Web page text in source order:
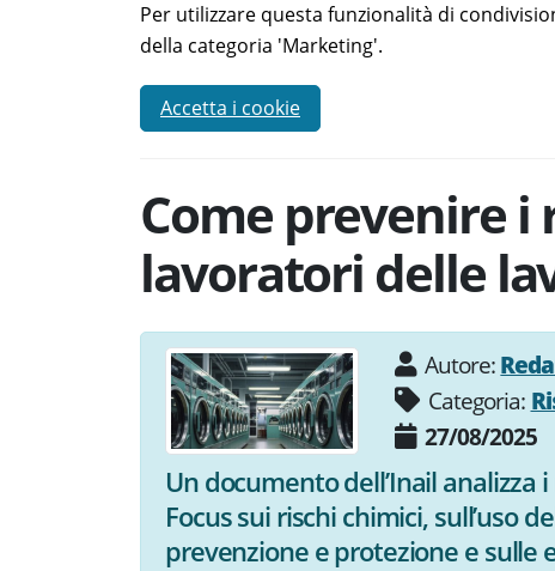
Per utilizzare questa funzionalità di
della categoria 'Marketing'.
Accetta i cookie
Come prevenire i
lavoratori delle
Autore:
Categoria:
27/08/2025
Un documento dell’Inail
Focus sui rischi chimici, sull’uso
prevenzione e protezione e sulle